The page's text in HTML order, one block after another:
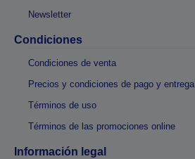
Newsletter
Condiciones
Condiciones de venta
Precios y condiciones de pago y entrega
Términos de uso
Términos de las promociones online
Información legal